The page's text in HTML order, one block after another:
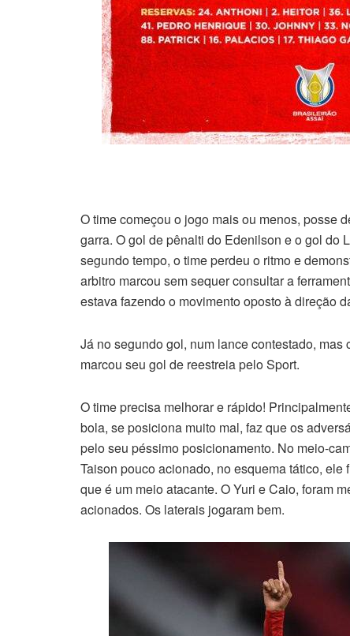
O time começou o jogo mais ou menos, posse
garra. O gol de pênalti do Edenilson e o gol do
segundo tempo, o time perdeu o ritmo e
arbitro marcou sem sequer consultar a
estava fazendo o movimento oposto à direção
Já no segundo gol, num lance contestado,
marcou seu gol de reestreia pelo Sport.
O time precisa melhorar e rápido!
bola, se posiciona muito mal, faz que os
pelo seu péssimo posicionamento. No meio-
Taison pouco acionado, no esquema tático,
que é um meio atacante. O Yuri e Caio, foram
acionados. Os laterais jogaram bem.